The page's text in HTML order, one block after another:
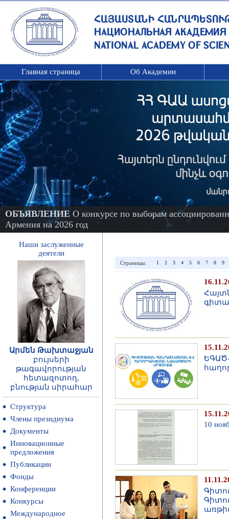
Главная страница Об Академии
ОБЪЯВЛЕНИЕ О конкурсе по выборам
Армения на 2026 год
Наши заслуженные
деятели
Արմեն Թախտաջյան
բույսերի
թագավորության
հետազոտող,
բնության սիրահար
Структура
Члены президиума
Документы
Инновационные
предложения
Публикации
Фонды
Конференции
Конкурсы
Международное
Страницы: 1 2 3 4 5 6 7 8 9
10